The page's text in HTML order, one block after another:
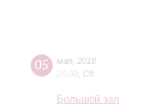
05 мая 2018
20:00 Сб
Большой зал